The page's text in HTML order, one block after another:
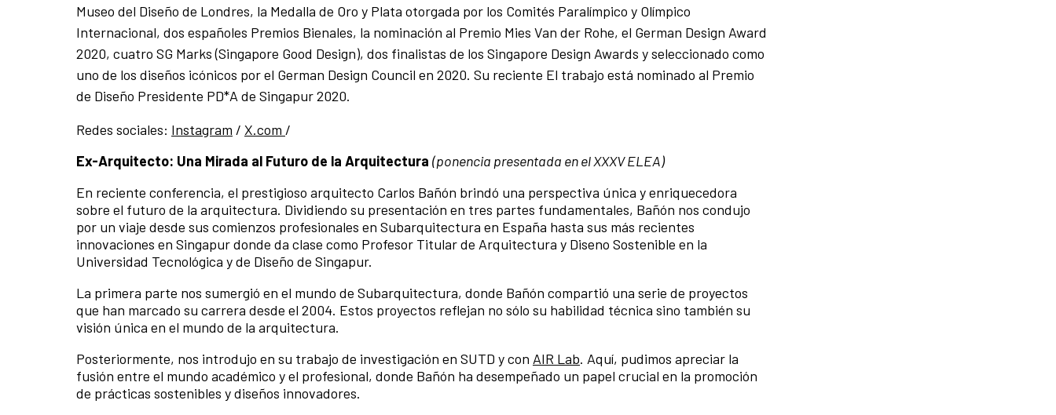
Museo del Diseño de Londres, la Medalla de Oro y Plata otorgada por los Comités Paralímpico y Olímpico
Internacional, dos españoles Premios Bienales, la nominación al Premio Mies Van der Rohe, el German Design Award
2020, cuatro SG Marks (Singapore Good Design), dos finalistas de los Singapore Design Awards y seleccionado como
uno de los diseños icónicos por el German Design Council en 2020. Su reciente El trabajo está nominado al Premio
de Diseño Presidente PD*A de Singapur 2020.
Redes sociales: Instagram / X.com /
Ex-Arquitecto: Una Mirada al Futuro de la Arquitectura (ponencia presentada en el XXXV ELEA)
En reciente conferencia, el prestigioso arquitecto Carlos Bañón brindó una perspectiva única y enriquecedora
sobre el futuro de la arquitectura. Dividiendo su presentación en tres partes fundamentales, Bañón nos condujo
por un viaje desde sus comienzos profesionales en Subarquitectura en España hasta sus más recientes
innovaciones en Singapur donde da clase como Profesor Titular de Arquitectura y Diseno Sostenible en la
Universidad Tecnológica y de Diseño de Singapur.
La primera parte nos sumergió en el mundo de Subarquitectura, donde Bañón compartió una serie de proyectos
que han marcado su carrera desde el 2004. Estos proyectos reflejan no sólo su habilidad técnica sino también su
visión única en el mundo de la arquitectura.
Posteriormente, nos introdujo en su trabajo de investigación en SUTD y con AIR Lab. Aquí, pudimos apreciar la
fusión entre el mundo académico y el profesional, donde Bañón ha desempeñado un papel crucial en la promoción
de prácticas sostenibles y diseños innovadores.